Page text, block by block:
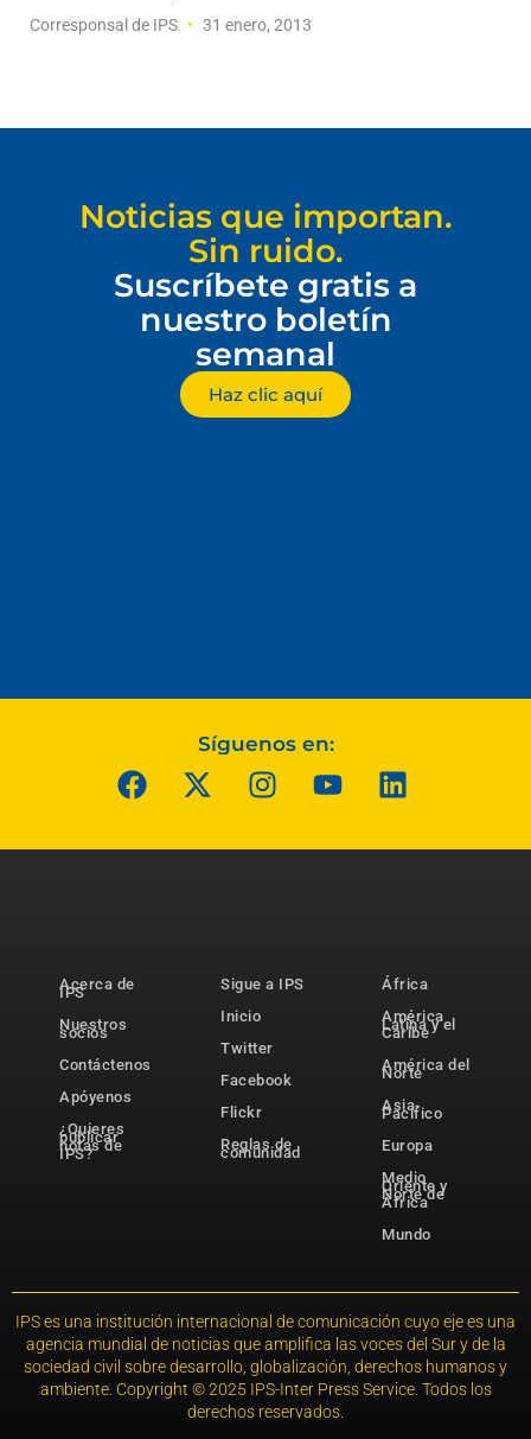
Corresponsal de IPS 31 enero, 2013
Noticias que importan.
Sin ruido.
Suscríbete gratis a
nuestro boletín
semanal
Haz clic aquí
Síguenos en:
Acerca de
IPS
Nuestros
socios
Contáctenos
Apóyenos
¿Quieres
publicar
notas de
IPS?
Sigue a IPS
Inicio
Twitter
Facebook
Flickr
Reglas de
comunidad
África
América
Latina y el
Caribe
América del
Norte
Asia-
Pacífico
Europa
Medio
Oriente y
Norte de
África
Mundo
IPS es una institución internacional de comunicación cuyo eje es una
agencia mundial de noticias que amplifica las voces del Sur y de la
sociedad civil sobre desarrollo, globalización, derechos humanos y
ambiente. Copyright © 2025 IPS-Inter Press Service. Todos los
derechos reservados.